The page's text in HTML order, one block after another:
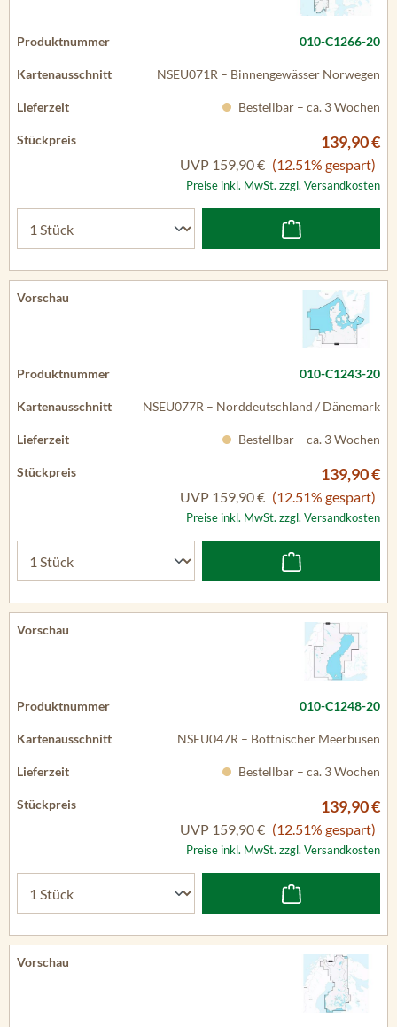
010-C1266-20
NSEU071R – Binnengewässer Norwegen
Bestellbar – ca. 3 Wochen
139,90 €
UVP 159,90 € (12.51% gespart)
Preise inkl. MwSt. zzgl. Versandkosten
010-C1243-20
NSEU077R – Norddeutschland / Dänemark
Bestellbar – ca. 3 Wochen
139,90 €
UVP 159,90 € (12.51% gespart)
Preise inkl. MwSt. zzgl. Versandkosten
010-C1248-20
NSEU047R – Bottnischer Meerbusen
Bestellbar – ca. 3 Wochen
139,90 €
UVP 159,90 € (12.51% gespart)
Preise inkl. MwSt. zzgl. Versandkosten